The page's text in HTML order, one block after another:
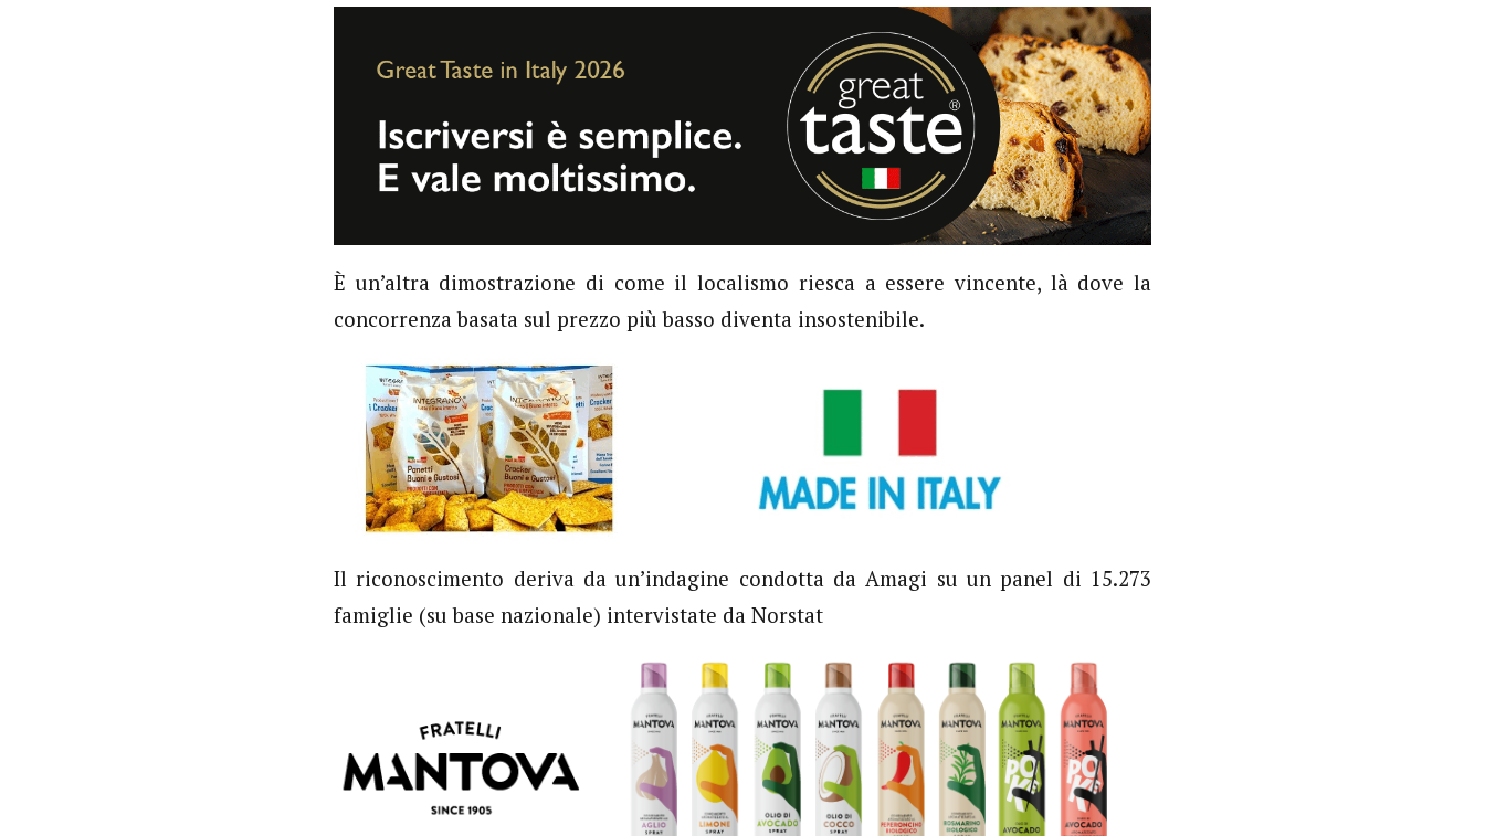
È un’altra dimostrazione di come il localismo riesca a essere vincente, là dove la
concorrenza basata sul prezzo più basso diventa insostenibile.
Il riconoscimento deriva da un’indagine condotta da Amagi su un panel di 15.273
famiglie (su base nazionale) intervistate da Norstat